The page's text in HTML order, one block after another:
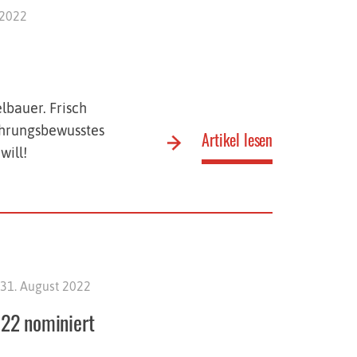
Frisch
Artikel lesen
31. August 2022
nominiert